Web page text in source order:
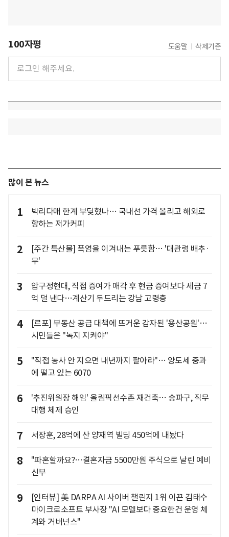
100자평 도움말 삭제기준
많이 본 뉴스
1
박리다매 한계 부딪혔나… 국내선 가격 올리고 해외로
향하는 저가커피
2
[주간 특산물] 폭염을 이겨내는 푸릇함… '대관령 배추·
무'
3
압구정현대, 직접 증여가 매각 후 현금 증여보다 세금 7
억 덜 낸다…계산기 두드리는 강남 고령층
4
[르포] 부동산 공급 대책에 뜨거운 감자된 '용산공원'…
시민들은 "녹지 지켜야"
5
"직접 농사 안 지으면 내년까지 팔아라"… 양도세 중과
에 떨고 있는 6070
6
'추진위원장 해임' 올림픽선수촌 재건축… 송파구, 직무
대행 체제 승인
7 서장훈, 28억에 산 양재역 빌딩 450억에 내놨다
8
"파혼할까요?…결혼자금 5500만원 주식으로 날린 예비
신부
9
[인터뷰] 美 DARPA AI 사이버 챌린지 1위 이끈 김태수
마이크로소프트 부사장 "AI 모델보다 중요한건 운영 체
계와 거버넌스"